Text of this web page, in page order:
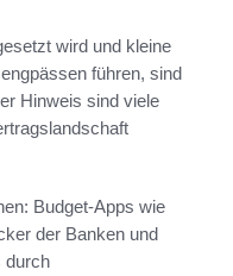
wird und kleine
führen, sind
Hinweis sind viele
Budget-Apps wie
der Banken und
durch